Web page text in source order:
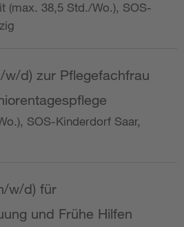
(max. 38,5 Std./Wo.), SOS-
w/d) zur Pflegefachfrau
SOS-Kinderdorf Saar,
w/d) für
und Frühe Hilfen